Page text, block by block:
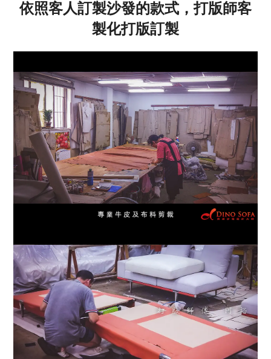
依照客人訂製沙發的款式，打版師客
製化打版訂製